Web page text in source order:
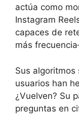
actúa como
Instagram
capaces de
más
Sus algoritmos
usuarios han
¿Vuelven? Su
preguntas en